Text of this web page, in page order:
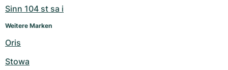
Sinn 104 st sa i
Weitere Marken
Oris
Stowa